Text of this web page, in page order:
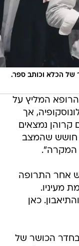
של הכלא וכותב ספר.
המליץ על
אך
קרוהן נמצאים
חושש שהמצב
המקרה".
אחר התרופה
מעיניו.
כאן
הכושר של